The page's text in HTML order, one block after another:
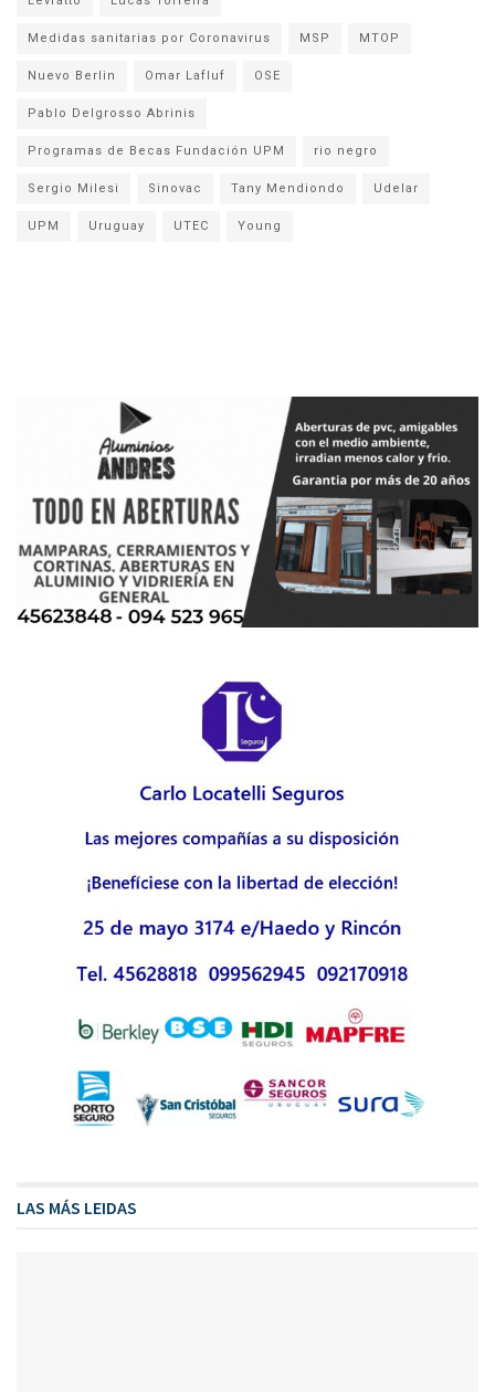
Medidas sanitarias por Coronavirus MSP MTOP
Nuevo Berlin Omar Lafluf OSE
Pablo Delgrosso Abrinis
Programas de Becas Fundación UPM rio negro
Sergio Milesi Sinovac Tany Mendiondo Udelar
UPM Uruguay UTEC Young
LAS MÁS LEIDAS